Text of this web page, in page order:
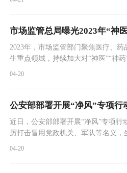
2023年，市场监管部门聚焦医疗、
生重点领域，持续加大对“神医”“神
光。
04-20
近日，公安部部署开展“净风”专项
厉打击冒用党政机关、军队等名义，
04-20